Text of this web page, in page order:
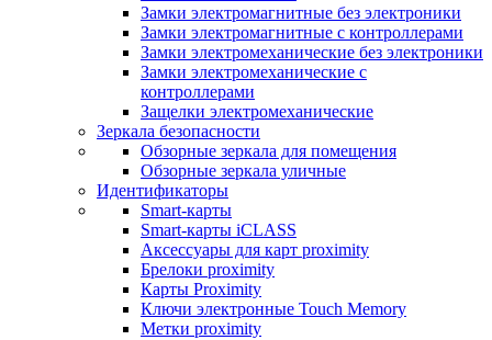
Замки электромагнитные без электроники
Замки электромагнитные с контроллерами
Замки электромеханические без электроники
Замки электромеханические с
контроллерами
Защелки электромеханические
Зеркала безопасности
Обзорные зеркала для помещения
Обзорные зеркала уличные
Идентификаторы
Smart-карты
Smart-карты iCLASS
Аксессуары для карт proximitу
Брелоки proximity
Карты Proximity
Ключи электронные Touch Memory
Метки proximity